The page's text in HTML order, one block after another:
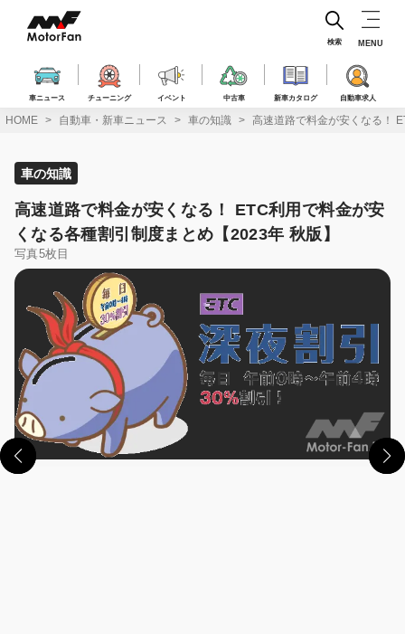
ス
車ニュース チューニング イベント 中古車 新車カタログ 自動車求人
検索 MENU
HOME 自動車・新車ニュース 車の知識 高速道路で料金が安くなる！
車の知識
高速道路で料金が安くなる！ ETC利用で料金が安
くなる各種割引制度まとめ【2023年 秋版】
写真5枚目